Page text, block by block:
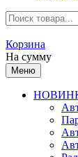
Корзина
На сумму
Меню